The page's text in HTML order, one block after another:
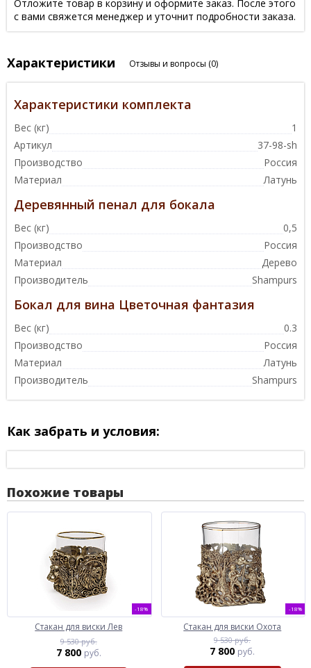
Отложите товар в корзину и оформите заказ. После этого
с вами свяжется менеджер и уточнит подробности заказа.
Характеристики Отзывы и вопросы (0)
Характеристики комплекта
Вес (кг)
1
Артикул
37-98-sh
Производство
Россия
Материал
Латунь
Деревянный пенал для бокала
Вес (кг)
0,5
Производство
Россия
Материал
Дерево
Производитель
Shampurs
Бокал для вина Цветочная фантазия
Вес (кг)
0.3
Производство
Россия
Материал
Латунь
Производитель
Shampurs
Как забрать и условия:
Похожие товары
-18%
Стакан для виски Лев
9 530 руб.
7 800 руб.
-18%
Стакан для виски Охота
9 530 руб.
7 800 руб.